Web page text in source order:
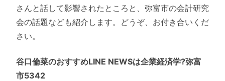
さんと話して影響されたところと、弥富市の会計研究
会の話題なども紹介します。どうぞ、お付き合いくだ
さい。
谷口倫菜のおすすめLINE NEWSは企業経済学?弥富
市5342